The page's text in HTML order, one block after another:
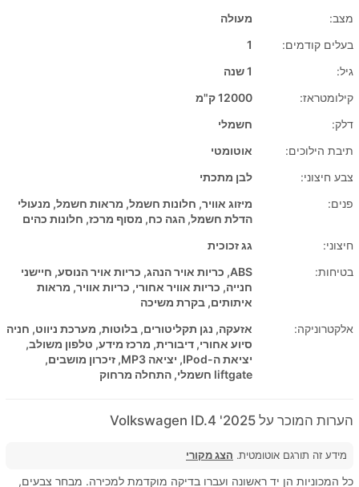
מצב:
מעולה
בעלים קודמים:
1
גיל:
1 שנה
קילומטראז:
12000 ק"מ
דלק:
חשמלי
תיבת הילוכים:
אוטומטי
צבע חיצוני:
לבן מתכתי
פנים:
מיזוג אוויר, חלונות חשמל, מראות חשמל, מנעולי
הדלת חשמל, הגה כח, מסוף מרכז, חלונות כהים
חיצוני:
גג זכוכית
בטיחות:
ABS, כריות אויר הנהג, כריות אויר הנוסע, חיישני
חנייה, כריות אוויר אחורי, כריות אוויר, מראות
איתותים, בקרת משיכה
אלקטרוניקה:
אזעקה, נגן תקליטורים, בלוטות, מערכת ניווט, חניה
סיוע אחורי, דיבורית, מרכז מידע, טלפון משולב,
יציאת ה-IPod, יציאה MP3, זיכרון מושבים,
liftgate חשמלי, התחלה מרחוק
הערות המוכר על 2025' Volkswagen ID.4
מידע זה תורגם אוטומטית. הצג מקורי
כל המכוניות הן יד ראשונה ועברו בדיקה מוקדמת למכירה. מבחר צבעים,